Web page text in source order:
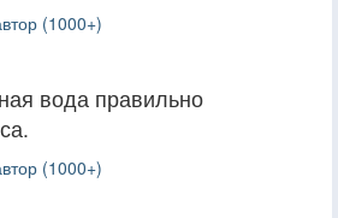
(1000+)
вода правильно
(1000+)